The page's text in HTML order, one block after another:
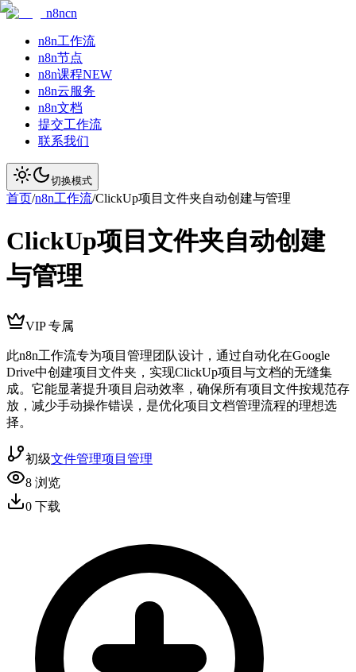
n8ncn
n8n工作流
n8n节点
n8n课程NEW
n8n云服务
n8n文档
提交工作流
联系我们
切换模式
首页/n8n工作流/ClickUp项目文件夹自动创建与管理
ClickUp项目文件夹自动创建
与管理
VIP 专属
此n8n工作流专为项目管理团队设计，通过自动化在Google
Drive中创建项目文件夹，实现ClickUp项目与文档的无缝集
成。它能显著提升项目启动效率，确保所有项目文件按规范存
放，减少手动操作错误，是优化项目文档管理流程的理想选
择。
初级文件管理项目管理
8 浏览
0 下载